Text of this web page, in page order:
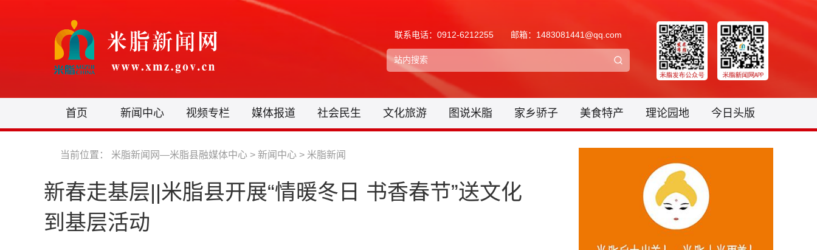
联系电话：0912-6212255 邮箱：1483081441@qq.com
首页 新闻中心 视频专栏 媒体报道 社会民生 文化旅游 图说米脂 家乡骄子 美食特产 理论园地 今日头版
当前位置： 米脂新闻网—米脂县融媒体中心 > 新闻中心 > 米脂新闻
新春走基层||米脂县开展“情暖冬日 书香春节”送文化
到基层活动